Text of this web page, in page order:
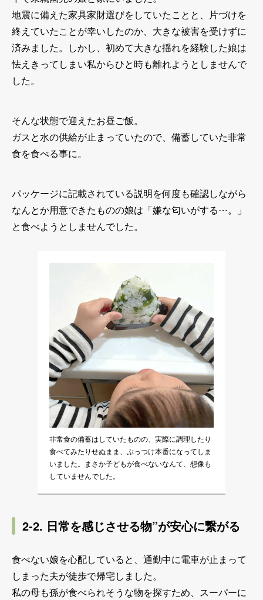
地震に備えた家具家財選びをしていたことと、片づけを
終えていたことが幸いしたのか、大きな被害を受けずに
済みました。しかし、初めて大きな揺れを経験した娘は
怯えきってしまい私からひと時も離れようとしませんで
した。
そんな状態で迎えたお昼ご飯。
ガスと水の供給が止まっていたので、備蓄していた非常
食を食べる事に。
パッケージに記載されている説明を何度も確認しながら
なんとか用意できたものの娘は「嫌な匂いがする⋯。」
と食べようとしませんでした。
非常食の備蓄はしていたものの、実際に調理したり
食べてみたりせぬまま、ぶっつけ本番になってしま
いました。まさか子どもが食べないなんて、想像も
していませんでした。
2-2. 日常を感じさせる物”が安心に繋がる
食べない娘を心配していると、通勤中に電車が止まって
しまった夫が徒歩で帰宅しました。
私の母も孫が食べられそうな物を探すため、スーパーに